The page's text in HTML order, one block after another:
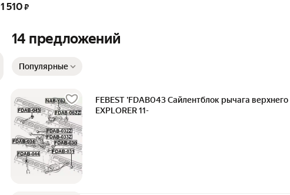
1 510 ₽
14 предложений
Популярные
FEBEST 'FDAB043 Сайлентблок рычага верхнего
EXPLORER 11-